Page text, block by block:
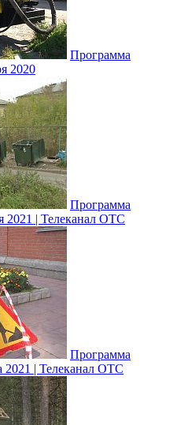
Программа
2020
Программа
2021 | Телеканал ОТС
Программа
2021 | Телеканал ОТС